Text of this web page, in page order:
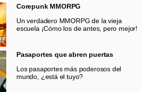
Corepunk MMORPG
Un verdadero MMORPG de la vieja
escuela ¡Cómo los de antes, pero mejor!
Pasaportes que abren puertas
Los pasaportes más poderosos del
mundo, ¿está el tuyo?